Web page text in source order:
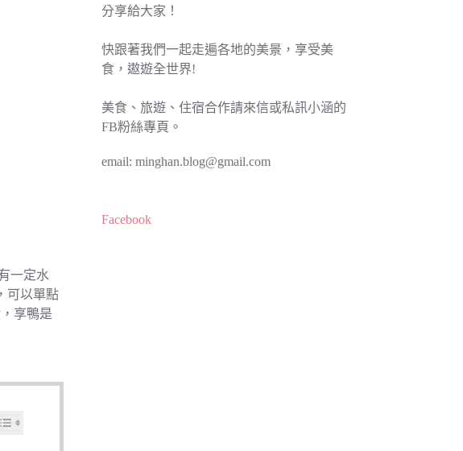
一定水
可以單點
享鴨是
分享給大家！
快跟著我們一起走遍各地的美景，享受美
食，遨遊全世界!
美食、旅遊、住宿合作請來信或私訊小涵的
FB粉絲專頁。
email: minghan.blog@gmail.com
Facebook